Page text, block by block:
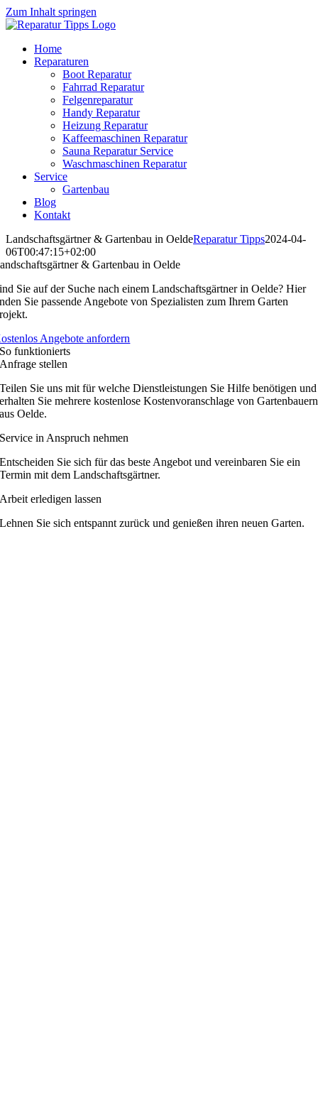
Zum Inhalt springen
Home
Reparaturen
Boot Reparatur
Fahrrad Reparatur
Felgenreparatur
Handy Reparatur
Heizung Reparatur
Kaffeemaschinen Reparatur
Sauna Reparatur Service
Waschmaschinen Reparatur
Service
Gartenbau
Blog
Kontakt
Landschaftsgärtner & Gartenbau in OeldeReparatur Tipps2024-04-
06T00:47:15+02:00
& Gartenbau in Oelde
Sie auf der Suche nach einem Landschaftsgärtner in Oelde? Hier
Sie passende Angebote von Spezialisten zum Ihrem Garten
Angebote anfordern
So funktionierts
Anfrage stellen
Teilen Sie uns mit für welche Dienstleistungen Sie Hilfe benötigen und
erhalten Sie mehrere kostenlose Kostenvoranschlage von Gartenbauern
aus Oelde.
Service in Anspruch nehmen
Entscheiden Sie sich für das beste Angebot und vereinbaren Sie ein
Termin mit dem Landschaftsgärtner.
Arbeit erledigen lassen
Lehnen Sie sich entspannt zurück und genießen ihren neuen Garten.